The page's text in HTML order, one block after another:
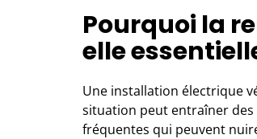
Pourquoi la
elle
Une installation électrique
situation peut entraîner des
fréquentes qui peuvent